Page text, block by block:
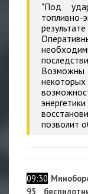
"Под
Возможны
позволит
09:30
95